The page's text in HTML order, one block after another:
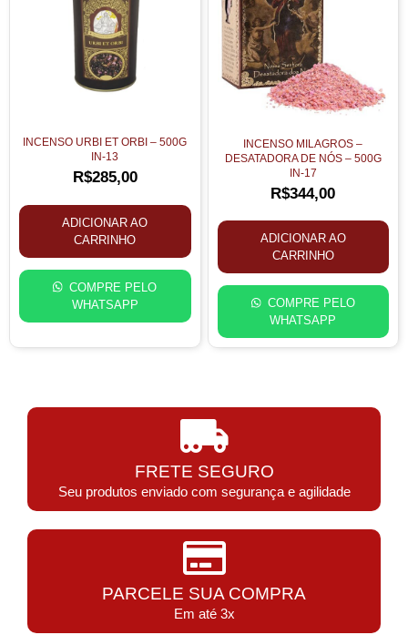
INCENSO URBI ET ORBI – 500G
IN-13
R$285,00
ADICIONAR AO
CARRINHO
COMPRE PELO
WHATSAPP
INCENSO MILAGROS –
DESATADORA DE NÓS – 500G
IN-17
R$344,00
ADICIONAR AO
CARRINHO
COMPRE PELO
WHATSAPP
FRETE SEGURO
Seu produtos enviado com segurança e agilidade
PARCELE SUA COMPRA
Em até 3x